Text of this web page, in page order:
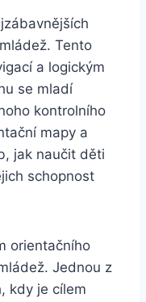
Tento
a logickým
se mladí
kontrolního
mapy a
jak naučit děti
schopnost
orientačního
Jednou z
kdy je cílem